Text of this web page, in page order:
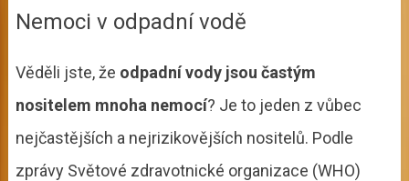
Nemoci v odpadní vodě
Věděli jste, že odpadní vody jsou častým
nositelem mnoha nemocí? Je to jeden z vůbec
nejčastějších a nejrizikovějších nositelů. Podle
zprávy Světové zdravotnické organizace (WHO)